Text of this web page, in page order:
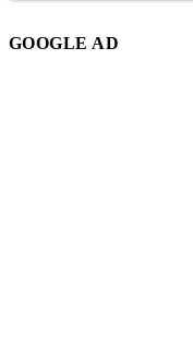
GOOGLE AD